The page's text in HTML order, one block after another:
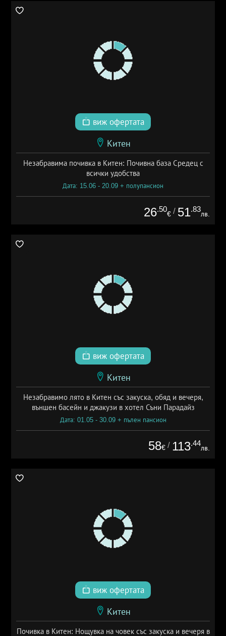
виж офертата
Китен
Незабравима почивка в Китен: Почивна база Средец с
всички удобства
Дата: 15.06 - 20.09 + полупансион
26.50
€ / 51.83
лв.
виж офертата
Китен
Незабравимо лято в Китен със закуска, обяд и вечеря,
външен басейн и джакузи в хотел Съни Парадайз
Дата: 01.05 - 30.09 + пълен пансион
58€ / 113.44
лв.
виж офертата
Китен
Почивка в Китен: Нощувка на човек със закуска и вечеря в